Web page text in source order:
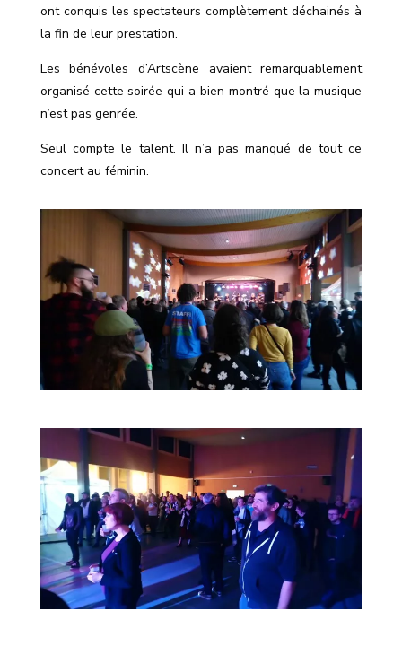
ont conquis les spectateurs complètement déchainés à
la fin de leur prestation.
Les bénévoles d’Artscène avaient remarquablement
organisé cette soirée qui a bien montré que la musique
n’est pas genrée.
Seul compte le talent. Il n’a pas manqué de tout ce
concert au féminin.